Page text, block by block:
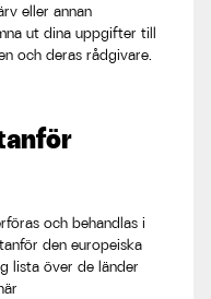
eller annan
ut dina uppgifter till
och deras rådgivare.
och behandlas i
den europeiska
lista över de länder